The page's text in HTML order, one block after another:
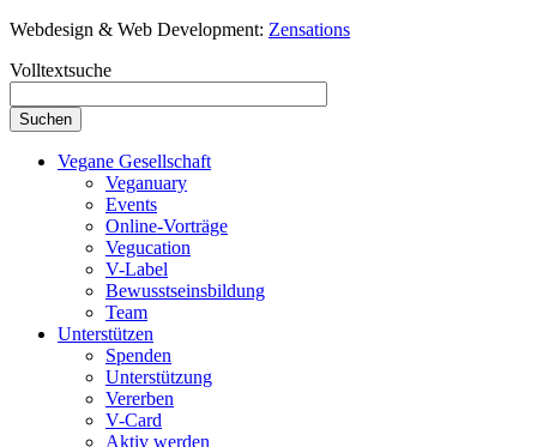
Webdesign & Web Development: Zensations
Volltextsuche
Vegane Gesellschaft
Veganuary
Events
Online-Vorträge
Vegucation
V-Label
Bewusstseinsbildung
Team
Unterstützen
Spenden
Unterstützung
Vererben
V-Card
Aktiv werden